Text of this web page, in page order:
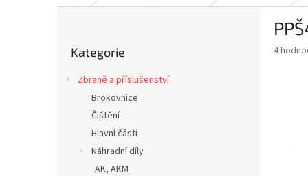
kategorie
Kategorie
Zbraně a příslušenství
Brokovnice
Čištění
Hlavní části
Náhradní díly
AK, AKM
4